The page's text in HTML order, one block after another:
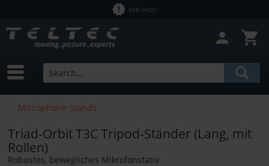
B2B SHOP
Microphone Stands
Triad-Orbit T3C Tripod-Ständer (Lang, mit
Rollen)
Robustes, bewegliches Mikrofonstativ
In Stock
Brands
from €2.50 to€12700.00